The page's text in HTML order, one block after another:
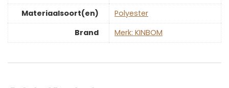
Materiaalsoort(en)
‎Polyester
Brand
Merk: KINBOM